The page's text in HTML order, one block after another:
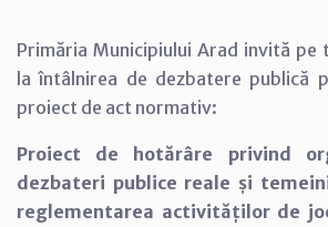
Primăria Municipiului Arad invită
la întâlnirea de dezbatere publică
proiect de act normativ:
Proiect de hotărâre privind
dezbateri publice reale și
reglementarea activităților de